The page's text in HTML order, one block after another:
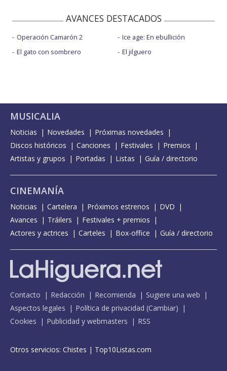
AVANCES DESTACADOS
Operación Camarón 2
El gato con sombrero
Ice age: En ebullición
El jilguero
MUSICALIA
Noticias Novedades
Próximas novedades
Discos históricos
Canciones Festivales
Premios
Artistas y grupos
Portadas Listas Guía / directorio
CINEMANÍA
Noticias Cartelera Próximos estrenos
DVD
Avances
Tráilers
Festivales + premios
Actores y actrices
Carteles Box-office Guía / directorio
Contacto Redacción Recomienda
Sugiere una web
Aspectos legales
Política de privacidad (Cambiar)
Cookies
Publicidad y webmasters RSS
Otros servicios: Chistes | Top10Listas.com